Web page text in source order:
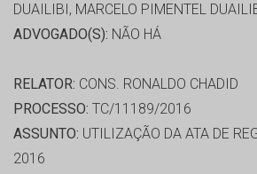
DUAILIBI, MARCELO PIMENTEL
ADVOGADO(S): NÃO HÁ
RELATOR: CONS. RONALDO CHADID
PROCESSO: TC/11189/2016
ASSUNTO: UTILIZAÇÃO DA ATA DE
2016